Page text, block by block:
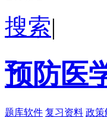
搜索|
预防医
题库软件 复习资料 政策